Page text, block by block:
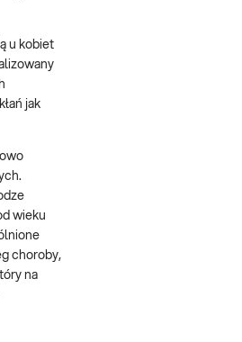
u kobiet
jak
wieku
choroby,
na